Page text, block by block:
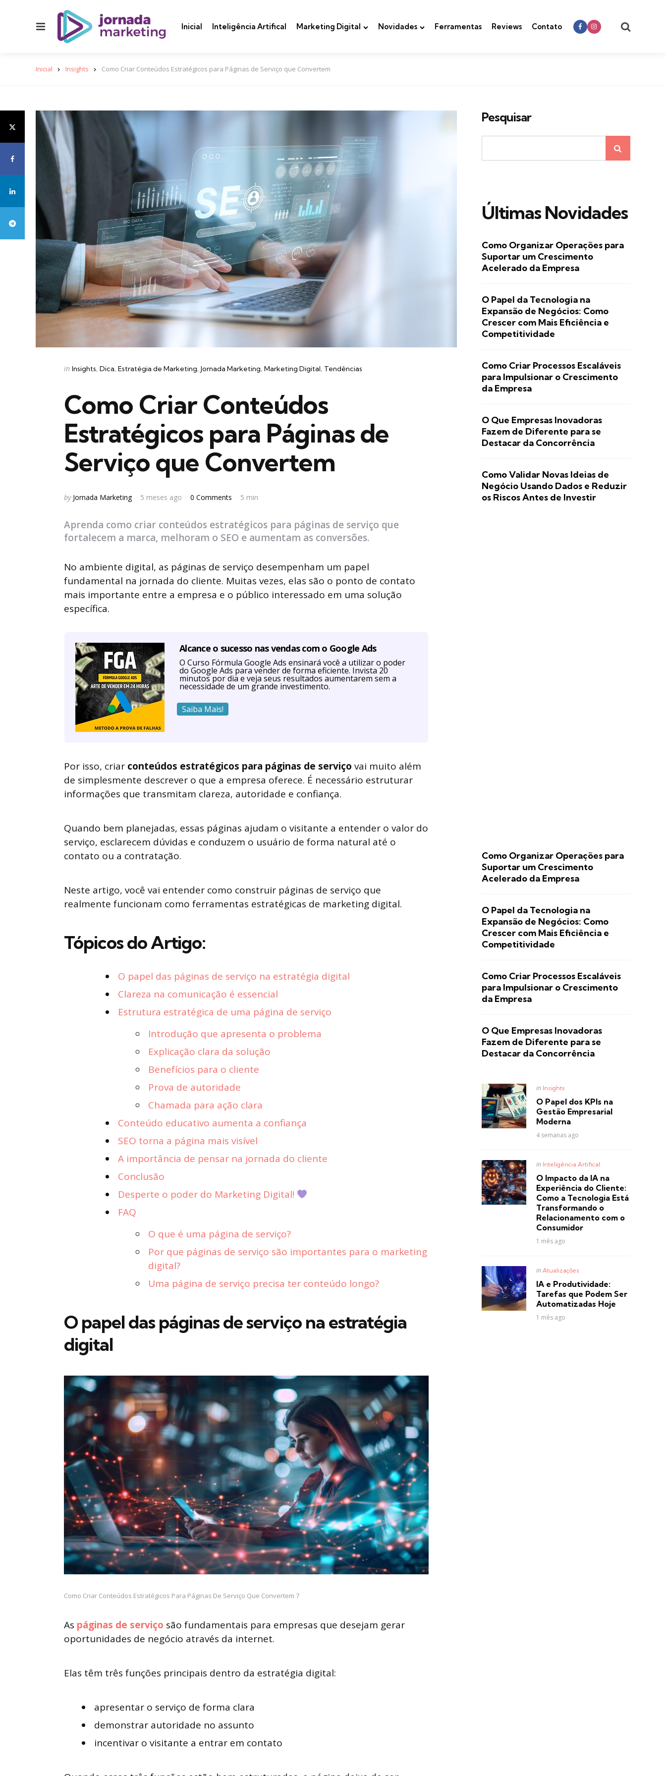
Inicial Inteligência Artifical Marketing Digital Novidades Ferramentas Reviews Contato
Inicial Insights Como Criar Conteúdos Estratégicos para Páginas de Serviço que Convertem
Categories
Posted
in Insights Dica Estratégia de Marketing Jornada Marketing Marketing Digital Tendências
Como Criar Conteúdos
Estratégicos para Páginas de
Serviço que Convertem
Posted
by Jornada Marketing 5 meses ago 0 Comments 5 min
Aprenda como criar conteúdos estratégicos para páginas de serviço que
fortalecem a marca, melhoram o SEO e aumentam as conversões.
No ambiente digital, as páginas de serviço desempenham um papel
fundamental na jornada do cliente. Muitas vezes, elas são o ponto de contato
mais importante entre a empresa e o público interessado em uma solução
específica.
Alcance o sucesso nas vendas com o Google Ads
O Curso Fórmula Google Ads ensinará você a utilizar o poder
do Google Ads para vender de forma eficiente. Invista 20
minutos por dia e veja seus resultados aumentarem sem a
necessidade de um grande investimento.
Saiba Mais!
Por isso, criar conteúdos estratégicos para páginas de serviço vai muito além
de simplesmente descrever o que a empresa oferece. É necessário estruturar
informações que transmitam clareza, autoridade e confiança.
Quando bem planejadas, essas páginas ajudam o visitante a entender o valor do
serviço, esclarecem dúvidas e conduzem o usuário de forma natural até o
contato ou a contratação.
Neste artigo, você vai entender como construir páginas de serviço que
realmente funcionam como ferramentas estratégicas de marketing digital.
Tópicos do Artigo:
O papel das páginas de serviço na estratégia digital
Clareza na comunicação é essencial
Estrutura estratégica de uma página de serviço
Introdução que apresenta o problema
Explicação clara da solução
Benefícios para o cliente
Prova de autoridade
Chamada para ação clara
Conteúdo educativo aumenta a confiança
SEO torna a página mais visível
A importância de pensar na jornada do cliente
Conclusão
Desperte o poder do Marketing Digital!
FAQ
O que é uma página de serviço?
Por que páginas de serviço são importantes para o marketing
digital?
Uma página de serviço precisa ter conteúdo longo?
O papel das páginas de serviço na estratégia
digital
Como Criar Conteúdos Estratégicos Para Páginas De Serviço Que Convertem 7
As páginas de serviço são fundamentais para empresas que desejam gerar
oportunidades de negócio através da internet.
Elas têm três funções principais dentro da estratégia digital:
apresentar o serviço de forma clara
demonstrar autoridade no assunto
incentivar o visitante a entrar em contato
Pesquisar
Últimas Novidades
Como Organizar Operações para
Suportar um Crescimento
Acelerado da Empresa
O Papel da Tecnologia na
Expansão de Negócios: Como
Crescer com Mais Eficiência e
Competitividade
Como Criar Processos Escaláveis
para Impulsionar o Crescimento
da Empresa
O Que Empresas Inovadoras
Fazem de Diferente para se
Destacar da Concorrência
Como Validar Novas Ideias de
Negócio Usando Dados e Reduzir
os Riscos Antes de Investir
Como Organizar Operações para
Suportar um Crescimento
Acelerado da Empresa
O Papel da Tecnologia na
Expansão de Negócios: Como
Crescer com Mais Eficiência e
Competitividade
Como Criar Processos Escaláveis
para Impulsionar o Crescimento
da Empresa
O Que Empresas Inovadoras
Fazem de Diferente para se
Destacar da Concorrência
Posted
in Insights
O Papel dos KPIs na
Gestão Empresarial
Moderna
4 semanas ago
Posted
in Inteligência Artifical
O Impacto da IA na
Experiência do Cliente:
Como a Tecnologia Está
Transformando o
Relacionamento com o
Consumidor
1 mês ago
Posted
in Atualizações
IA e Produtividade:
Tarefas que Podem Ser
Automatizadas Hoje
1 mês ago